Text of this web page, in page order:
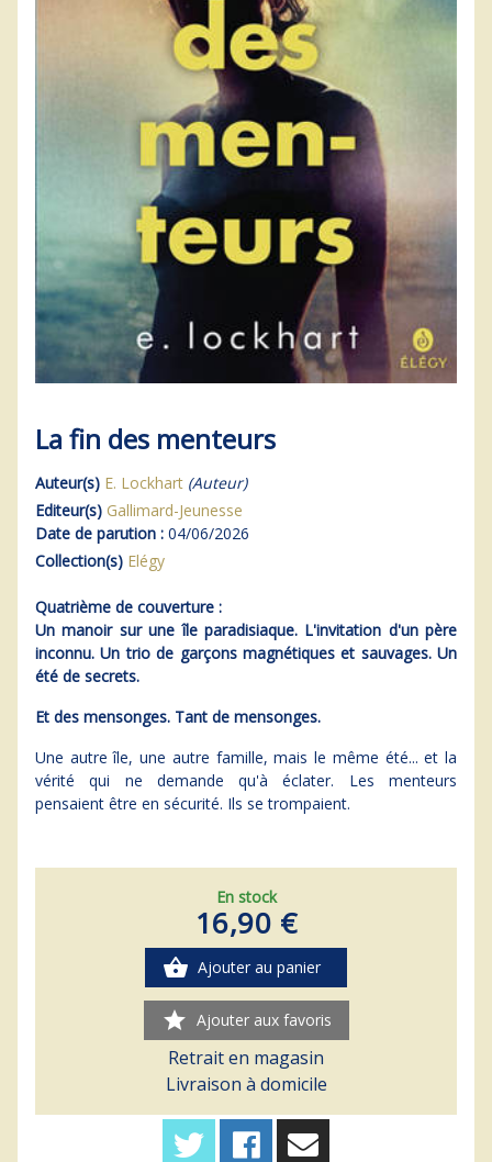
La fin des menteurs
Auteur(s) E. Lockhart (Auteur)
Editeur(s) Gallimard-Jeunesse
Date de parution : 04/06/2026
Collection(s) Elégy
Quatrième de couverture :
Un manoir sur une île paradisiaque. L'invitation d'un père
inconnu. Un trio de garçons magnétiques et sauvages. Un
été de secrets.
Et des mensonges. Tant de mensonges.
Une autre île, une autre famille, mais le même été... et la
vérité qui ne demande qu'à éclater. Les menteurs
pensaient être en sécurité. Ils se trompaient.
En stock
16,90 €
shopping_basket Ajouter au panier
star Ajouter aux favoris
Retrait en magasin
Livraison à domicile